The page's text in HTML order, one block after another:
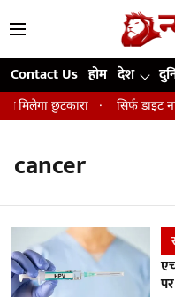
Contact Us होम देश
छुटकारा सिर्फ डाइट
cancer